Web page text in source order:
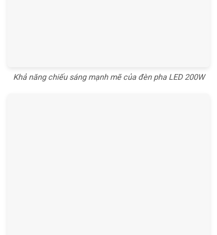
Khả năng chiếu sáng mạnh mẽ của đèn pha LED 200W